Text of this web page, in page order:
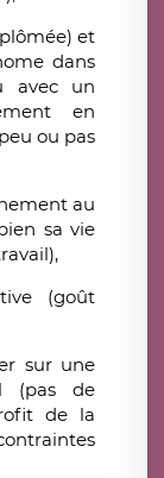
et
dans
avec un
en
ou pas
au
sa vie
(goût
une
(pas de
de la